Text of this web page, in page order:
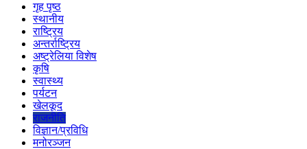
गृह पृष्ठ
स्थानीय
राष्ट्रिय
अन्तर्राष्ट्रिय
अष्ट्रेलिया विशेष
कृषि
स्वास्थ्य
पर्यटन
खेलकूद
राजनीति
विज्ञान/प्रविधि
मनोरञ्जन